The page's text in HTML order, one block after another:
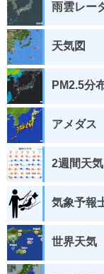
雨雲レー
天気図
PM2.5分
アメダス
2週間天気
気象予報
世界天気